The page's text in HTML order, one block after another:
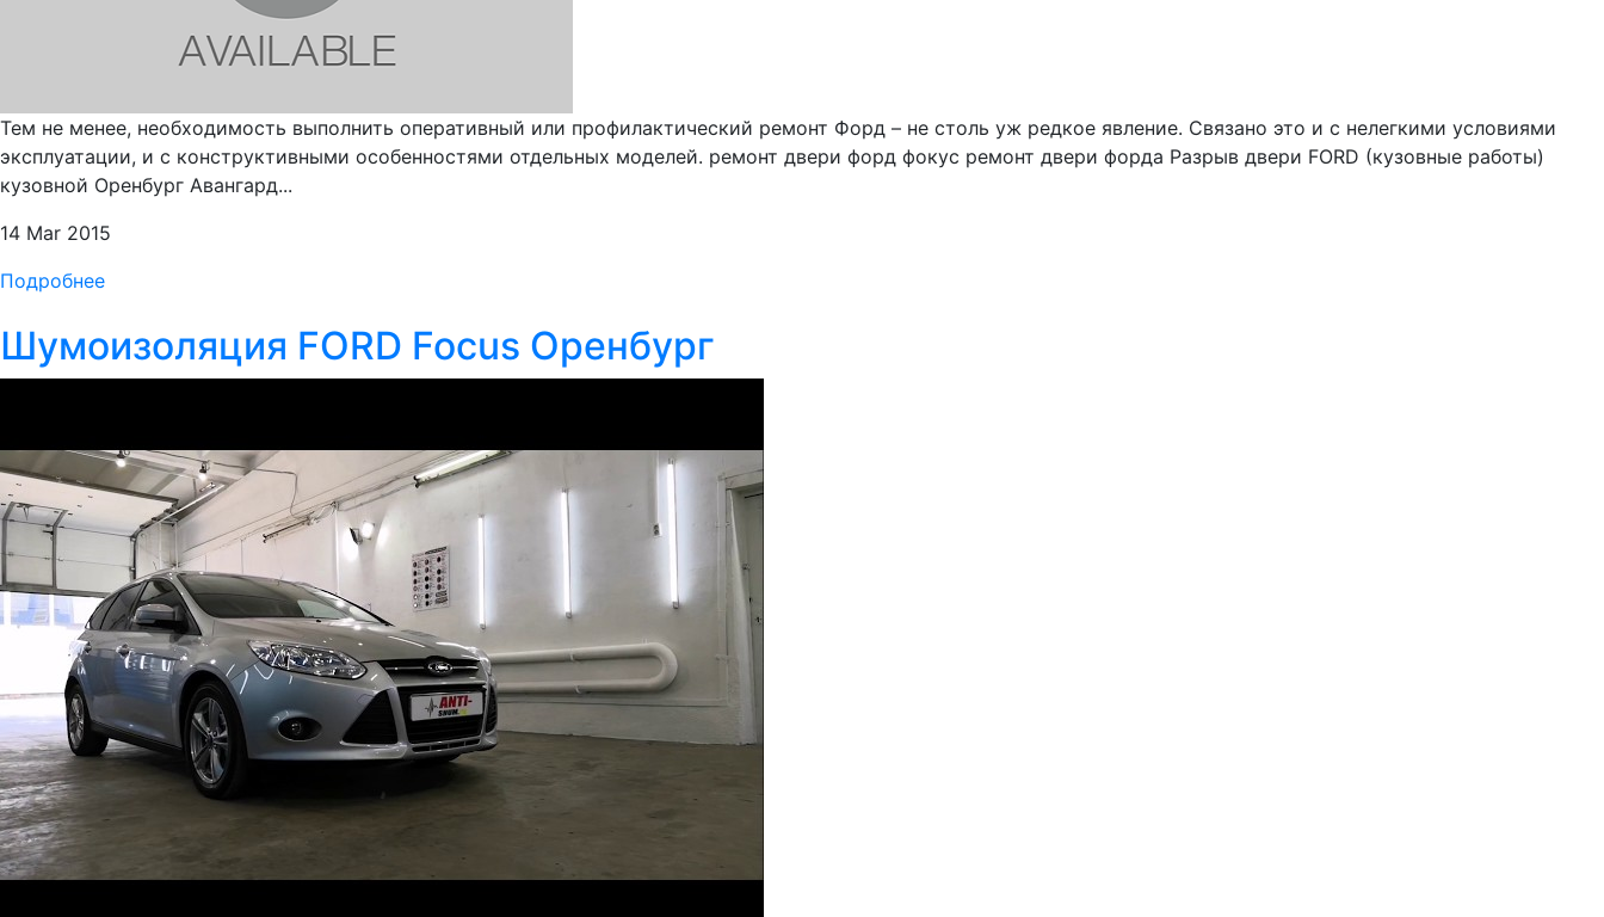
Тем не менее, необходимость выполнить оперативный или профилактический ремонт Форд – не столь уж редкое явление. Связано это и с нелегкими условиями
эксплуатации, и с конструктивными особенностями отдельных моделей. ремонт двери форд фокус ремонт двери форда Разрыв двери FORD (кузовные работы)
кузовной Оренбург Авангард...
14 Mar 2015
Подробнее
Шумоизоляция FORD Focus Оренбург